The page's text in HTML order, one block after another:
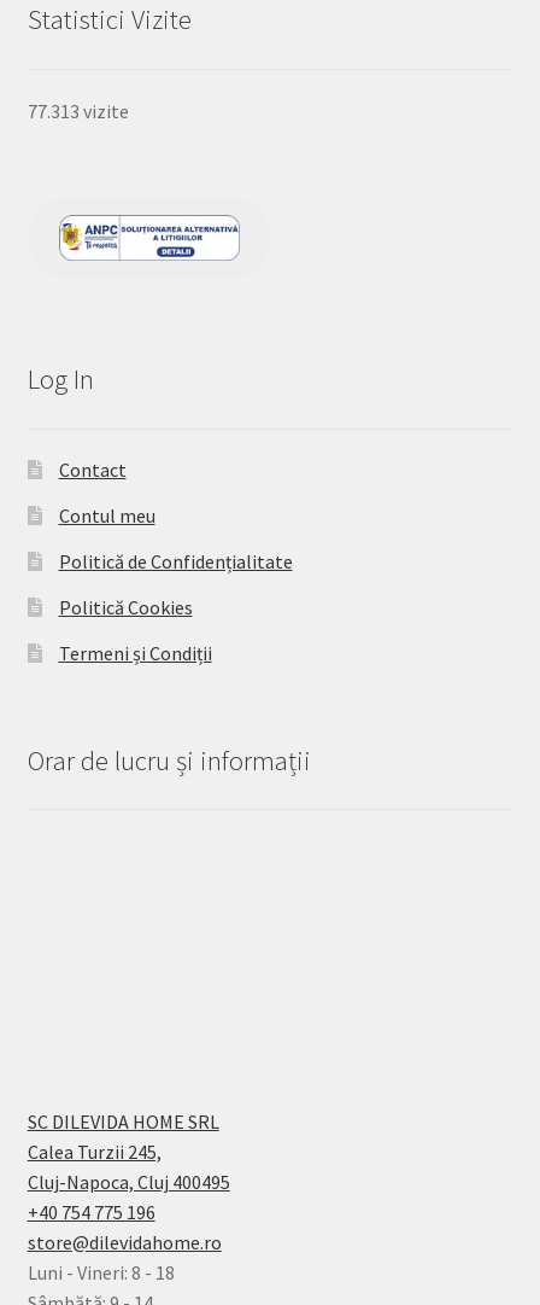
Statistici Vizite
77.313 vizite
Log In
Contact
Contul meu
Politică de Confidențialitate
Politică Cookies
Termeni și Condiții
Orar de lucru și informații
SC DILEVIDA HOME SRL
Calea Turzii 245,
Cluj-Napoca, Cluj 400495
+40 754 775 196
store@dilevidahome.ro
Luni - Vineri: 8 - 18